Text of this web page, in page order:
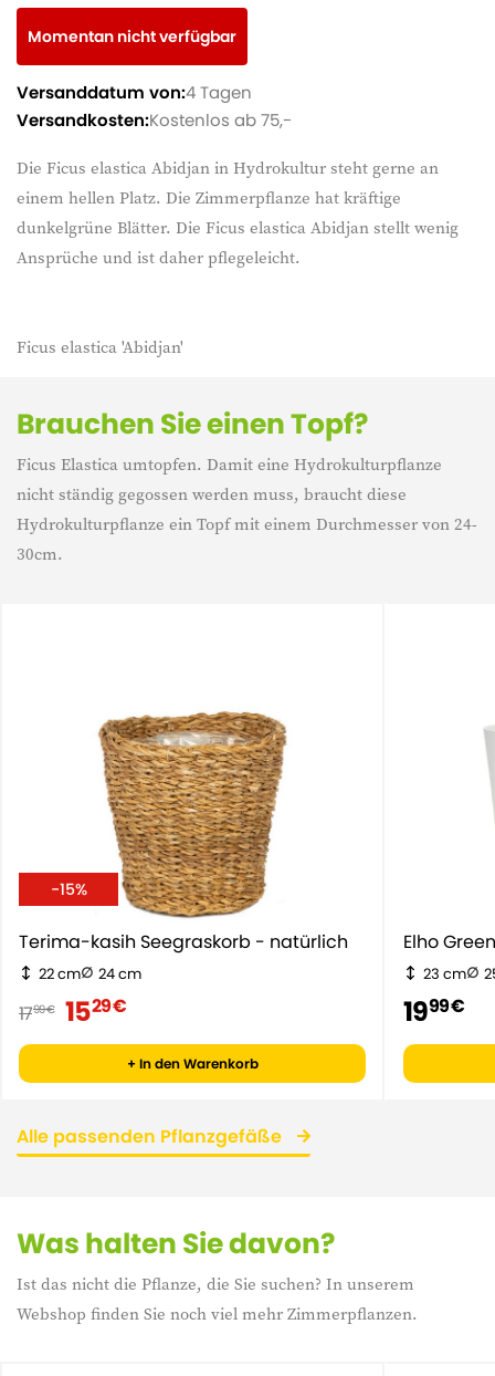
Die Ficus elastica Abidjan in Hydrokultur steht gerne an
einem hellen Platz. Die Zimmerpflanze hat kräftige
dunkelgrüne Blätter. Die Ficus elastica Abidjan stellt wenig
Ansprüche und ist daher pflegeleicht.
Momentan nicht verfügbar
Versanddatum von:4 Tagen
Versandkosten:Kostenlos ab 75,-
Brauchen Sie einen Topf?
Ficus Elastica umtopfen. Damit eine Hydrokulturpflanze
nicht ständig gegossen werden muss, braucht diese
Hydrokulturpflanze ein Topf mit einem Durchmesser von 24-
30cm.
-15%
Terima-kasih Seegraskorb - natürlich
22 cm 24 cm
1799 € 1529 €
+ In den Warenkorb
Elho
23 cm
1999 €
Alle passenden Pflanzgefäße
Was halten Sie davon?
Ist das nicht die Pflanze, die Sie suchen? In unserem
Webshop finden Sie noch viel mehr Zimmerpflanzen.
Ficus elastica 'Abidjan'